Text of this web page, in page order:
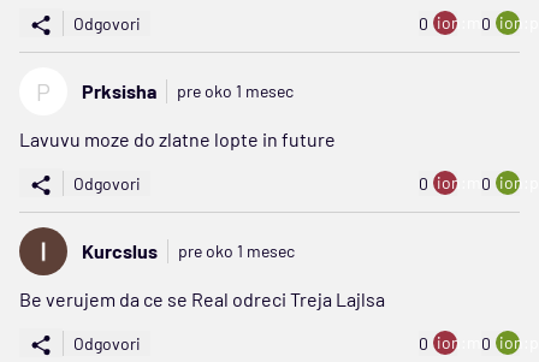
Odgovori 0 ion:minus
0
P Prksisha pre oko 1 mesec
Lavuvu moze do zlatne lopte in future
Odgovori 0 ion:minus
0
Kurcslus pre oko 1 mesec
Be verujem da ce se Real odreci Treja Lajlsa
Odgovori 0 ion:minus
0